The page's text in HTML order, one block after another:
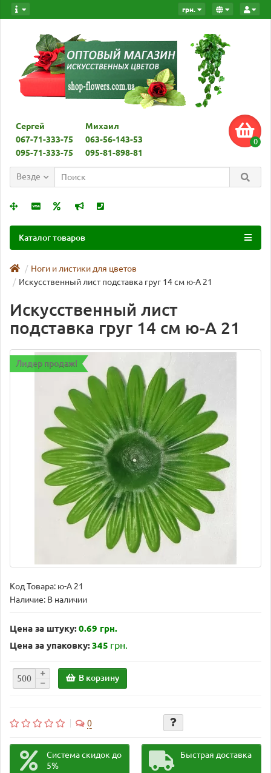
грн.
Сергей
067-71-333-75
095-71-333-75
Михаил
063-56-143-53
095-81-898-81
0
Везде
Каталог товаров
Ноги и листики для цветов
Искусственный лист подставка груг 14 см ю-А 21
Искусственный лист
подставка груг 14 см ю-А 21
Лидер продаж!
Код Товара: ю-А 21
Наличие: В наличии
Цена за штуку:0.69 грн.
Цена за упаковку:345 грн.
В корзину
0
Система скидок до
5%
Быстрая доставка